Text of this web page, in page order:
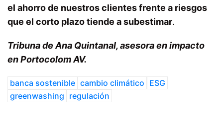
el ahorro de nuestros clientes frente a riesgos
que el corto plazo tiende a subestimar.
Tribuna de Ana Quintanal, asesora en impacto
en Portocolom AV.
banca sostenible cambio climático ESG
greenwashing regulación